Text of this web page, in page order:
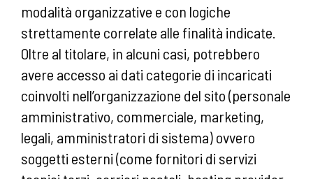
modalità organizzative e con logiche
strettamente correlate alle finalità indicate.
Oltre al titolare, in alcuni casi, potrebbero
avere accesso ai dati categorie di incaricati
coinvolti nell’organizzazione del sito (personale
amministrativo, commerciale, marketing,
legali, amministratori di sistema) ovvero
soggetti esterni (come fornitori di servizi